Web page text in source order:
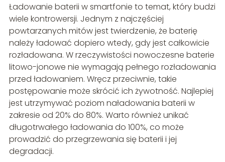
Ładowanie baterii w smartfonie to temat, który budzi
wiele kontrowersji. Jednym z najczęściej
powtarzanych mitów jest twierdzenie, że baterię
należy ładować dopiero wtedy, gdy jest całkowicie
rozładowana. W rzeczywistości nowoczesne baterie
litowo-jonowe nie wymagają pełnego rozładowania
przed ładowaniem. Wręcz przeciwnie, takie
postępowanie może skrócić ich żywotność. Najlepiej
jest utrzymywać poziom naładowania baterii w
zakresie od 20% do 80%. Warto również unikać
długotrwałego ładowania do 100%, co może
prowadzić do przegrzewania się baterii i jej
degradacji.